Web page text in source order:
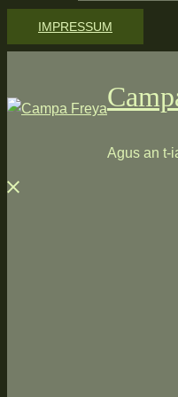
IMPRESSUM
Agus an t-
Menü